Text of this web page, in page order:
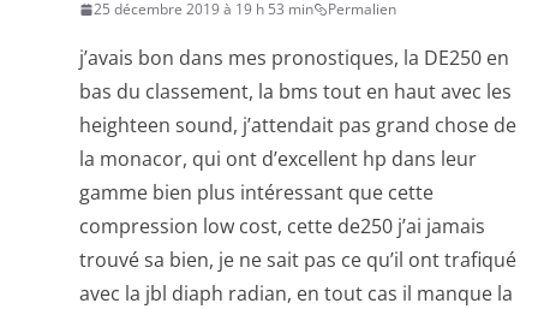
25 décembre 2019 à 19 h 53 min Permalien
j’avais bon dans mes pronostiques, la DE250 en
bas du classement, la bms tout en haut avec les
heighteen sound, j’attendait pas grand chose de
la monacor, qui ont d’excellent hp dans leur
gamme bien plus intéressant que cette
compression low cost, cette de250 j’ai jamais
trouvé sa bien, je ne sait pas ce qu’il ont trafiqué
avec la jbl diaph radian, en tout cas il manque la